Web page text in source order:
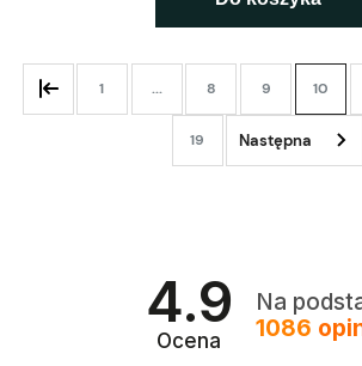
1 ... 8 9 10
19
4.9
Ocena
Na
1086